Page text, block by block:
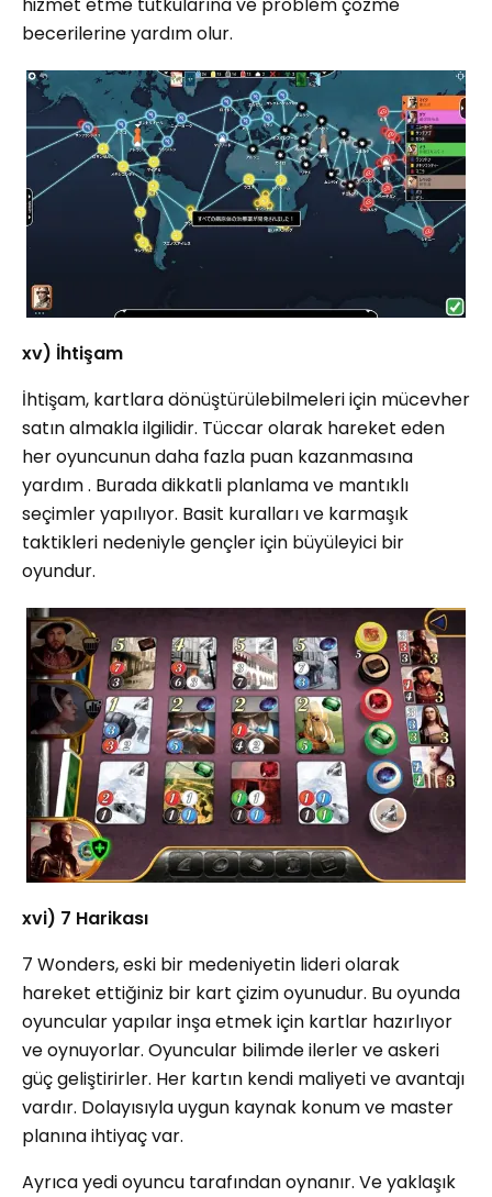
hizmet etme tutkularına ve problem çözme
becerilerine yardım olur.
xv) İhtişam
İhtişam, kartlara dönüştürülebilmeleri için mücevher
satın almakla ilgilidir. Tüccar olarak hareket eden
her oyuncunun daha fazla puan kazanmasına
yardım . Burada dikkatli planlama ve mantıklı
seçimler yapılıyor. Basit kuralları ve karmaşık
taktikleri nedeniyle gençler için büyüleyici bir
oyundur.
xvi) 7 Harikası
7 Wonders, eski bir medeniyetin lideri olarak
hareket ettiğiniz bir kart çizim oyunudur. Bu oyunda
oyuncular yapılar inşa etmek için kartlar hazırlıyor
ve oynuyorlar. Oyuncular bilimde ilerler ve askeri
güç geliştirirler. Her kartın kendi maliyeti ve avantajı
vardır. Dolayısıyla uygun kaynak konum ve master
planına ihtiyaç var.
Ayrıca yedi oyuncu tarafından oynanır. Ve yaklaşık